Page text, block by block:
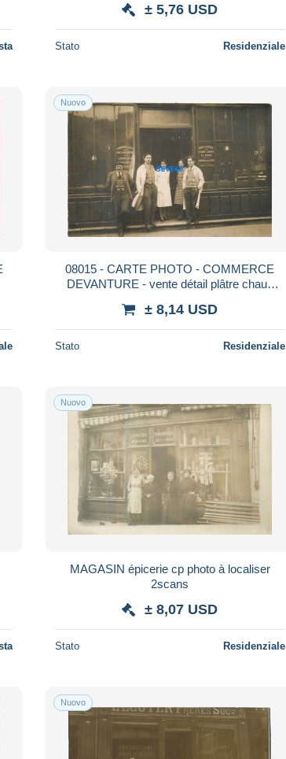
± 5,76 USD
Stato Residenziale
Nuovo
08015 - CARTE PHOTO - COMMERCE
DEVANTURE - vente détail plâtre chaux
± 8,14 USD
Stato Residenziale
Nuovo
MAGASIN épicerie cp photo à localiser
2scans
± 8,07 USD
Stato Residenziale
Nuovo